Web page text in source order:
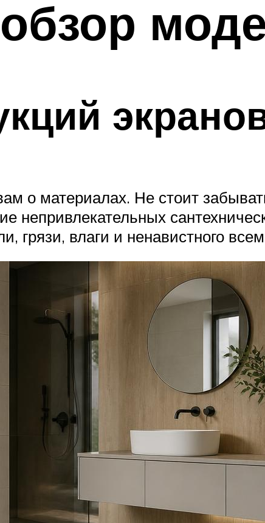
о материалах. Не стоит
непривлекательных
грязи, влаги и ненавистного